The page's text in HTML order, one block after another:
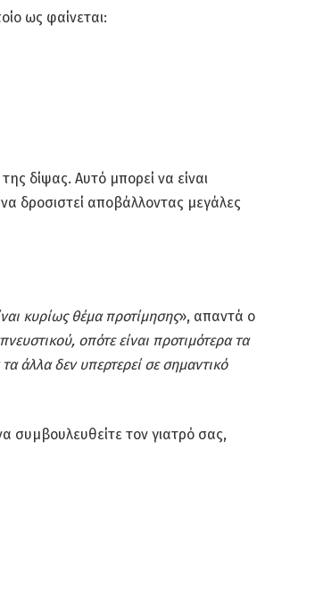
ως φαίνεται:
δίψας. Αυτό μπορεί να είναι
δροσιστεί αποβάλλοντας μεγάλες
κυρίως θέμα προτίμησης», απαντά ο
οπότε είναι προτιμότερα τα
άλλα δεν υπερτερεί σε σημαντικό
συμβουλευθείτε τον γιατρό σας,